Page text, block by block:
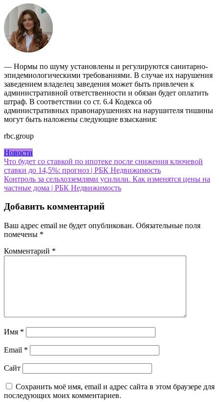
— Нормы по шуму установлены и регулируются санитарно-
эпидемиологическими требованиями. В случае их нарушения
заведением владелец заведения может быть привлечен к
административной ответственности и обязан будет оплатить
штраф. В соответствии со ст. 6.4 Кодекса об
административных правонарушениях на нарушителя тишины
могут быть наложены следующие взыскания:
rbc.group
Новости
Навигация
по
записям
Что будет со ставкой по ипотеке после снижения ключевой
ставки до 14,5%: прогноз | РБК Недвижимость
Контроль за сельхозземлями усилили. Как изменятся цены на
частные дома | РБК Недвижимость
Добавить комментарий
Ваш адрес email не будет опубликован. Обязательные поля
помечены *
Комментарий *
Имя *
Email *
Сайт
Сохранить моё имя, email и адрес сайта в этом браузере для
последующих моих комментариев.